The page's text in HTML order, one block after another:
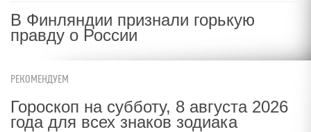
В Финляндии признали горькую
правду о России
РЕКОМЕНДУЕМ
Гороскоп на субботу, 8 августа 2026
года для всех знаков зодиака